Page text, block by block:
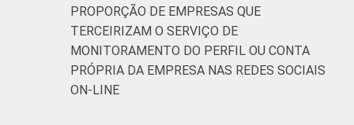
PROPORÇÃO DE EMPRESAS QUE
TERCEIRIZAM O SERVIÇO DE
MONITORAMENTO DO PERFIL OU CONTA
PRÓPRIA DA EMPRESA NAS REDES SOCIAIS
ON-LINE